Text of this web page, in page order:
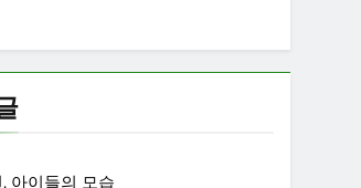
아이들의 모습